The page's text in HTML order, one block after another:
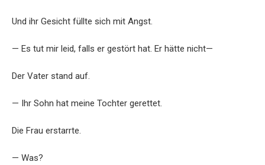
Und ihr Gesicht füllte sich mit Angst.
— Es tut mir leid, falls er gestört hat. Er hätte nicht—
Der Vater stand auf.
— Ihr Sohn hat meine Tochter gerettet.
Die Frau erstarrte.
— Was?